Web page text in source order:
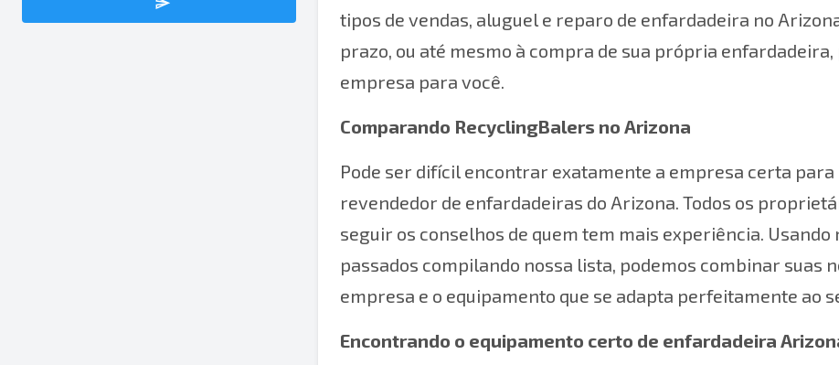
tipos de vendas, aluguel e reparo de enfardadeira no
prazo, ou até mesmo à compra de sua própria
empresa para você.
Comparando RecyclingBalers no Arizona
Pode ser difícil encontrar exatamente a empresa certa
revendedor de enfardadeiras do Arizona. Todos os
seguir os conselhos de quem tem mais experiência.
passados compilando nossa lista, podemos combinar suas
empresa e o equipamento que se adapta perfeitamente ao
Encontrando o equipamento certo de enfardadeira